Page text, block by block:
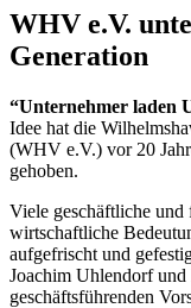
WHV e.V.
Generation
“Unternehmer laden
Idee hat die
(WHV e.V.) vor 20
gehoben.
Viele geschäftliche
wirtschaftliche
aufgefrischt und
Joachim Uhlendorf
geschäftsführenden